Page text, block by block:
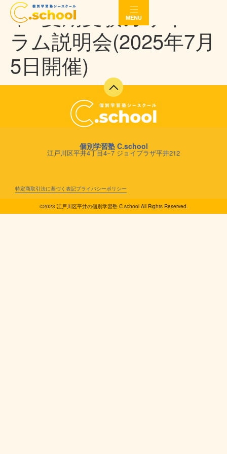
MENU
中3夏期受験カリキュ
ラム説明会(2025年7月
5日開催)
個別学習塾 C.school
江戸川区平井4丁目4−7 ジョイプラザ平井212
特定商取引法に基づく表記プライバシーポリシー
©️2023 江戸川区平井の個別学習塾 C.school All Rights Reserved.